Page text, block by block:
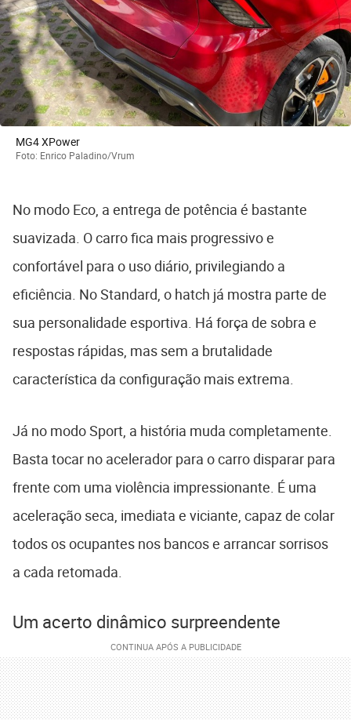
MG4 XPower
Foto: Enrico Paladino/Vrum
No modo Eco, a entrega de potência é bastante
suavizada. O carro fica mais progressivo e
confortável para o uso diário, privilegiando a
eficiência. No Standard, o hatch já mostra parte de
sua personalidade esportiva. Há força de sobra e
respostas rápidas, mas sem a brutalidade
característica da configuração mais extrema.
Já no modo Sport, a história muda completamente.
Basta tocar no acelerador para o carro disparar para
frente com uma violência impressionante. É uma
aceleração seca, imediata e viciante, capaz de colar
todos os ocupantes nos bancos e arrancar sorrisos
a cada retomada.
Um acerto dinâmico surpreendente